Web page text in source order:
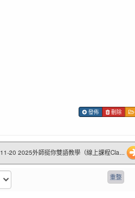
發佈 刪除
11-20 2025外師挺你雙語教學（線上課程Cla...